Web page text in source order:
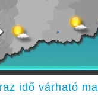
idő várható ma